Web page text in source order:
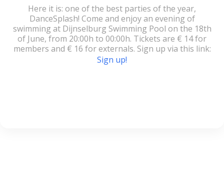
Here it is: one of the best parties of the year,
DanceSplash! Come and enjoy an evening of
swimming at Dijnselburg Swimming Pool on the 18th
of June, from 20:00h to 00:00h. Tickets are € 14 for
members and € 16 for externals. Sign up via this link:
Sign up!